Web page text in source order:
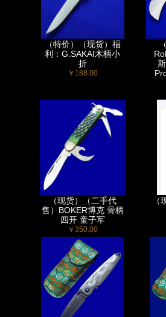
（特价）（现货）福
利：G.SAKAI木柄小
折
￥188.00
（现货）（二手代
售）BOKER博克 骨柄
四开 童子军
￥350.00